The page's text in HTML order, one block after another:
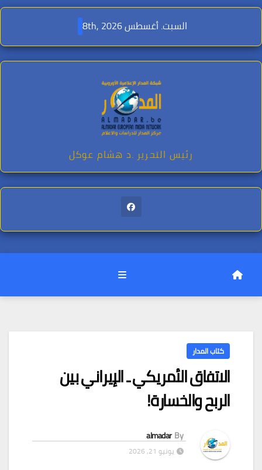
Skip
content
السبت. أغسطس 8th, 2026
رئيس التحرير .د هشام عوكل
كتاب المدار
الاتفاق الأمريكي ـ الإيراني بين
الربح والخسارة!
By
almadar
يونيو 21, 2026